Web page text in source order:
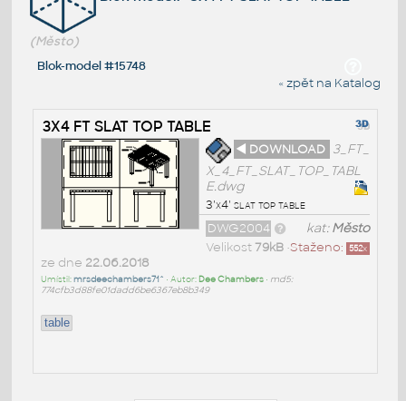
(Město)
Blok-model #15748
« zpět na Katalog
3X4 FT SLAT TOP TABLE
◄ DOWNLOAD 3_FT_
X_4_FT_SLAT_TOP_TABL
E.dwg
3'x4' slat top table
kat:Město
DWG2004
Staženo: 552x
Velikost 79kB•
ze dne 22.06.2018
Umístil:mrsdeechambers71^ • Autor: Dee Chambers• md5:
774cfb3d88fe01dadd6be6367eb8b349
table